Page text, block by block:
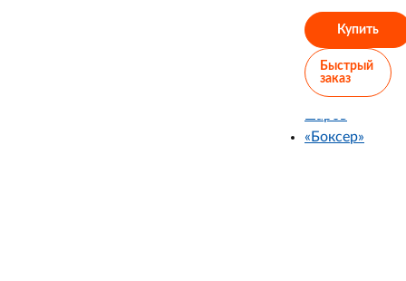
Купить
Быстрый
заказ